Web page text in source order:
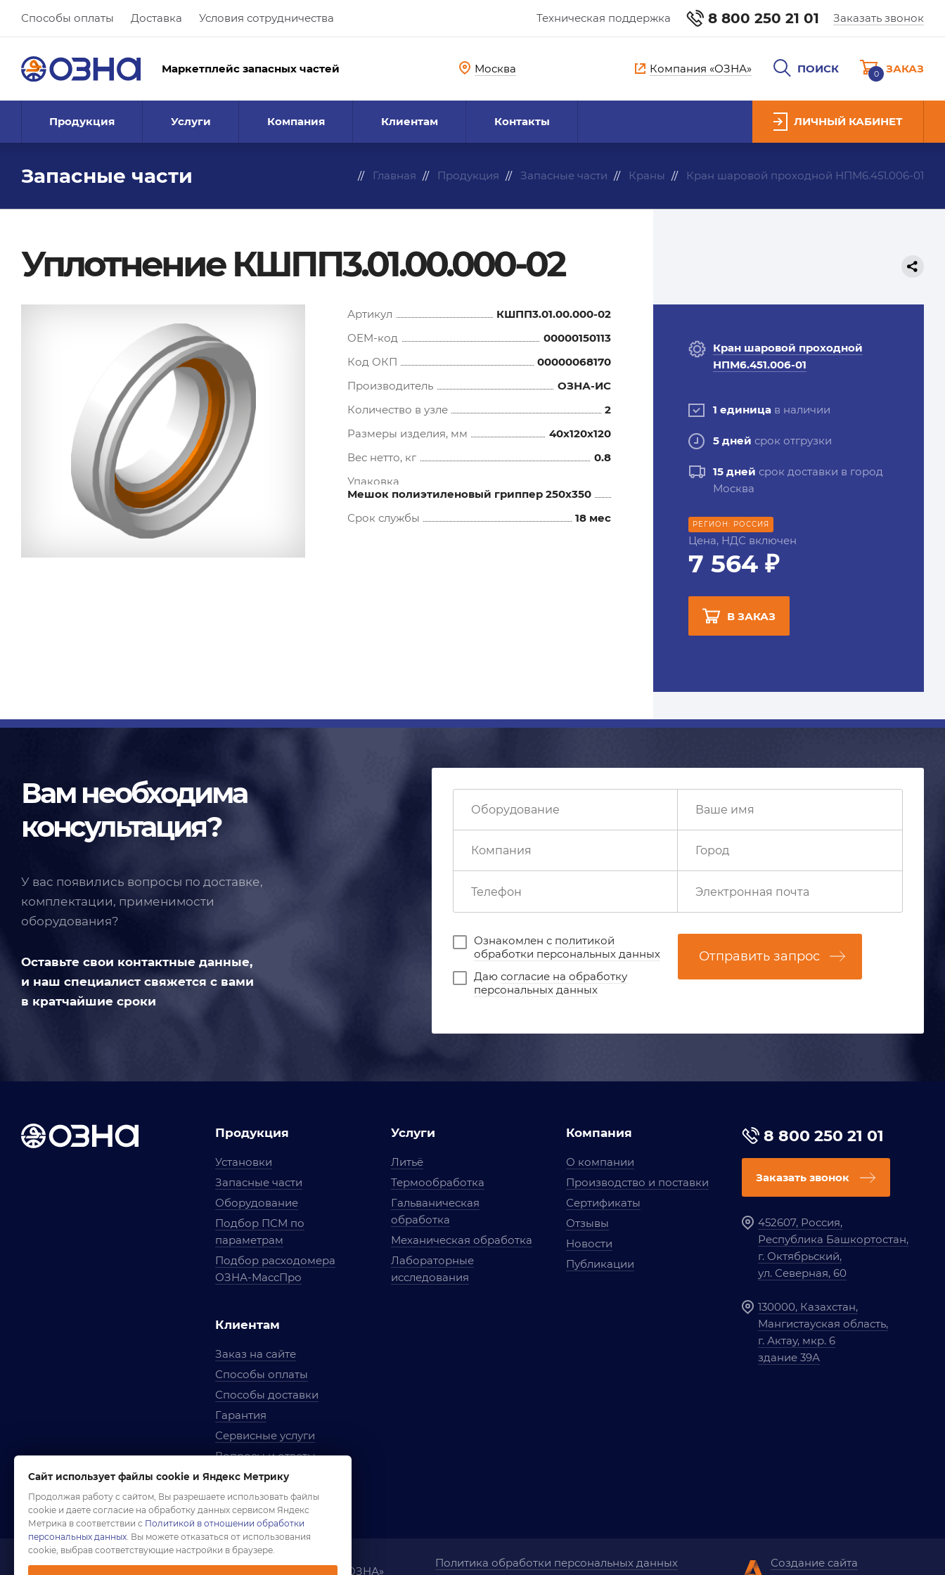
Способы оплаты Доставка Условия сотрудничества Техническая поддержка 8 800 250 21 01 Заказать звонок
Маркетплейс запасных частей Москва Компания «ОЗНА» ПОИСК 0 ЗАКАЗ
Продукция Услуги Компания Клиентам Контакты ЛИЧНЫЙ КАБИНЕТ
Запасные части Главная Продукция Запасные части Краны Кран шаровой проходной НПМ6.451.006-01
Уплотнение КШПП3.01.00.000-02
Артикул
КШПП3.01.00.000-02
OEM-код
00000150113
Код ОКП
00000068170
Производитель
ОЗНА-ИС
Количество в узле
2
Размеры изделия, мм
40x120x120
Вес нетто, кг
0.8
Упаковка
Мешок полиэтиленовый гриппер 250х350
Срок службы
18 мес
Кран шаровой проходной
НПМ6.451.006-01
1 единица в наличии
5 дней срок отгрузки
15 дней срок доставки в город
Москва
РЕГИОН: РОССИЯ
Цена, НДС включен
7 564 ₽
В ЗАКАЗ
Вам необходима
консультация?
У вас появились вопросы по доставке,
комплектации, применимости
оборудования?
Оставьте свои контактные данные,
и наш специалист свяжется с вами
в кратчайшие сроки
Ознакомлен с политикой
обработки персональных данных
Даю согласие на обработку
персональных данных
Отправить запрос
Продукция
Установки
Запасные части
Оборудование
Подбор ПСМ по
параметрам
Подбор расходомера
ОЗНА-МассПро
Клиентам
Заказ на сайте
Способы оплаты
Способы доставки
Гарантия
Сервисные услуги
Вопросы и ответы
Условия сотрудничества
Правила использования
Услуги
Литьё
Термообработка
Гальваническая
обработка
Механическая обработка
Лабораторные
исследования
Компания
О компании
Производство и поставки
Сертификаты
Отзывы
Новости
Публикации
8 800 250 21 01
Заказать звонок
452607, Россия,
Республика Башкортостан,
г. Октябрьский,
ул. Северная, 60
130000, Казахстан,
Мангистауская область,
г. Актау, мкр. 6
здание 39А
Компания «ОЗНА»
Политика обработки персональных данных
Создание сайта
Сайт использует файлы cookie и Яндекс Метрику
Продолжая работу с сайтом, Вы разрешаете использовать файлы
cookie и даете согласие на обработку данных сервисом Яндекс
Метрика в соответствии с Политикой в отношении обработки
персональных данных. Вы можете отказаться от использования
cookie, выбрав соответствующие настройки в браузере.